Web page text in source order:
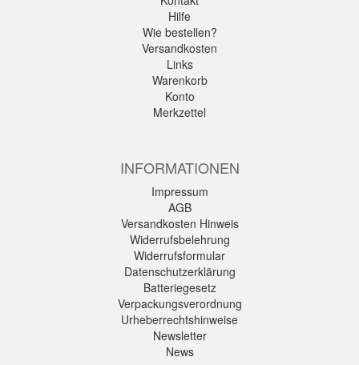
Hilfe
Wie bestellen?
Versandkosten
Links
Warenkorb
Konto
Merkzettel
INFORMATIONEN
Impressum
AGB
Versandkosten Hinweis
Widerrufsbelehrung
Widerrufsformular
Datenschutzerklärung
Batteriegesetz
Verpackungsverordnung
Urheberrechtshinweise
Newsletter
News